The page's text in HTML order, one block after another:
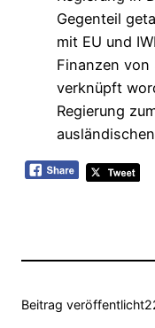
Gegenteil
mit EU und
Finanzen
verknüpft
Regierung
Beitrag veröffentlicht